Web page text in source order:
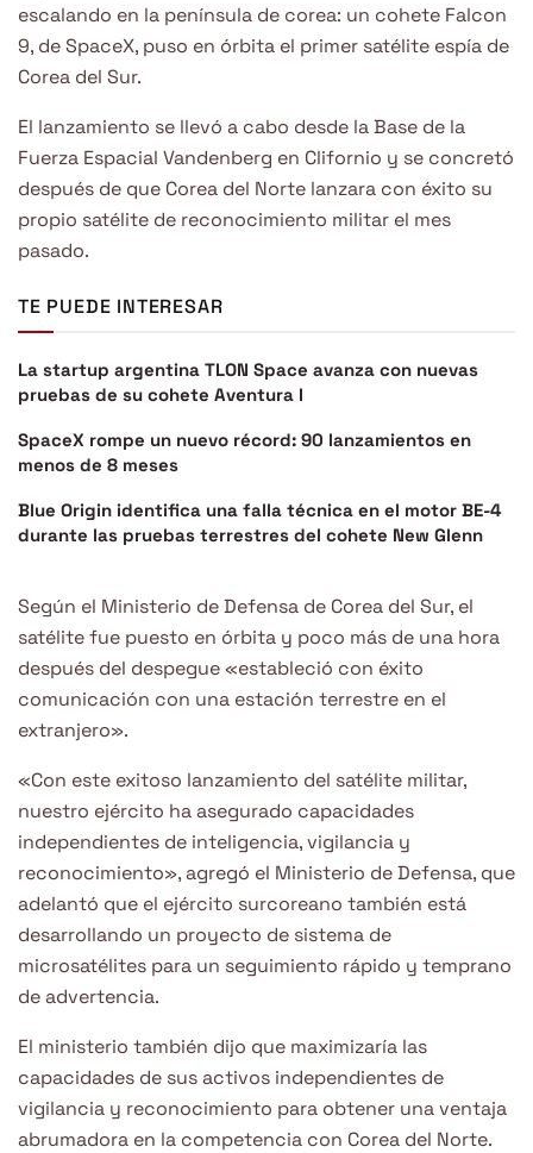
escalando en la península de corea: un cohete Falcon
9, de SpaceX, puso en órbita el primer satélite espía de
Corea del Sur.
El lanzamiento se llevó a cabo desde la Base de la
Fuerza Espacial Vandenberg en Clifornio y se concretó
después de que Corea del Norte lanzara con éxito su
propio satélite de reconocimiento militar el mes
pasado.
TE PUEDE INTERESAR
La startup argentina TLON Space avanza con nuevas
pruebas de su cohete Aventura I
SpaceX rompe un nuevo récord: 90 lanzamientos en
menos de 8 meses
Blue Origin identifica una falla técnica en el motor BE-4
durante las pruebas terrestres del cohete New Glenn
Según el Ministerio de Defensa de Corea del Sur, el
satélite fue puesto en órbita y poco más de una hora
después del despegue «estableció con éxito
comunicación con una estación terrestre en el
extranjero».
«Con este exitoso lanzamiento del satélite militar,
nuestro ejército ha asegurado capacidades
independientes de inteligencia, vigilancia y
reconocimiento», agregó el Ministerio de Defensa, que
adelantó que el ejército surcoreano también está
desarrollando un proyecto de sistema de
microsatélites para un seguimiento rápido y temprano
de advertencia.
El ministerio también dijo que maximizaría las
capacidades de sus activos independientes de
vigilancia y reconocimiento para obtener una ventaja
abrumadora en la competencia con Corea del Norte.